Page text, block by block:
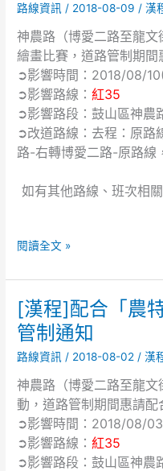
岸
巡
防
人
及
移
民
行
人
試」
動
通
知
路線資訊 / 2018-08-09 /漢
神農路（博愛二路至龍
繪畫比賽，道路管制期間
➲影響時間：2018/08/
➲影響路線：紅35
➲影響路段：鼓山區神農
➲改道路線：去程：原路
路-右轉博愛二路-原路線
如有其他路線、班次相
合
「「第
五
屆
議
長
盃
兒
童
畫
活
管
制
通
知
閱讀全文 »
[漢程]配合「農
管制通知
路線資訊 / 2018-08-02 /漢
神農路（博愛二路至龍
動，道路管制期間惠請配
➲影響時間：2018/08/
➲影響路線：紅35
➲影響路段：鼓山區神農
[漢
程]
配
合
「農
特
產
品
展
售」